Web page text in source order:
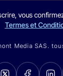
vous
Termes et
Media SAS.